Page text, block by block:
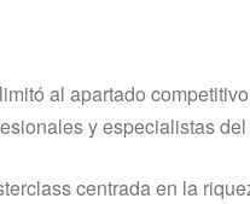
al apartado
y especialistas
centrada en la